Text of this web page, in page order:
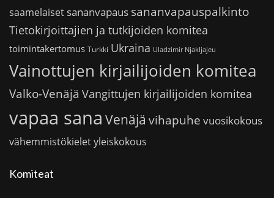
saamelaiset sananvapaus sananvapauspalkinto
Tietokirjoittajien ja tutkijoiden komitea
toimintakertomus Turkki Ukraina Uladzimir Njakljajeu
Vainottujen kirjailijoiden komitea
Valko-Venäjä Vangittujen kirjailijoiden komitea
vapaa sana Venäjä vihapuhe vuosikokous
vähemmistökieletyleiskokous
Komiteat